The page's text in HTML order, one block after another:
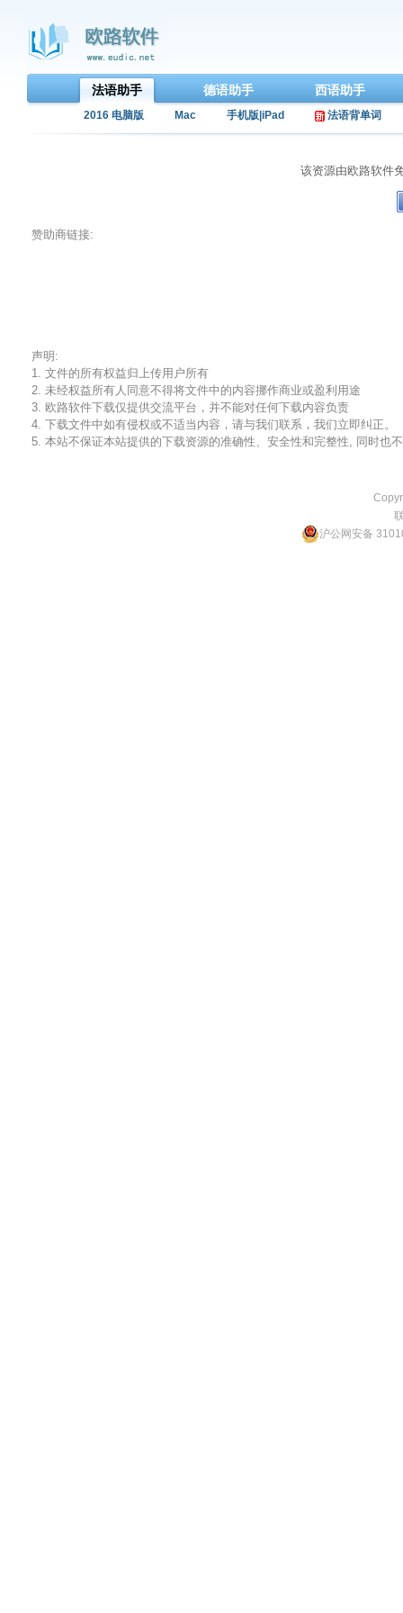
法语助手 德语助手 西语助手
2016 电脑版 Mac 手机版|iPad 法语背单词
该资源由欧路软件
赞助商链接:
声明:
1. 文件的所有权益归上传用户所有
2. 未经权益所有人同意不得将文件中的内容挪作商业或盈利用途
3. 欧路软件下载仅提供交流平台，并不能对任何下载内容负责
4. 下载文件中如有侵权或不适当内容，请与我们联系，我们立即纠正。
5. 本站不保证本站提供的下载资源的准确性、安全性和完整性, 同时也
沪公网安备